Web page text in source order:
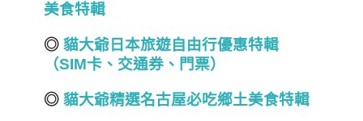
美食特輯
◎ 貓大爺日本旅遊自由行優惠特輯
（SIM卡、交通券、門票）
◎ 貓大爺精選名古屋必吃鄉土美食特輯